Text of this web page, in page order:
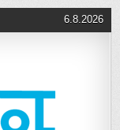
6.8.2026